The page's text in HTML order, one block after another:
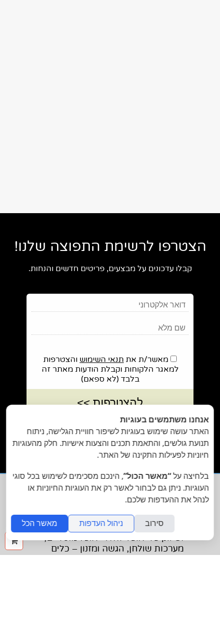
הצטרפו לרשימת התפוצה שלנו!
קבלו עדכונים על מבצעים, פריטים חדשים והנחות.
מאשר/ת את תנאי השימוש והצטרפות
למאגר הלקוחות וקבלת הודעות מאתר זה
בלבד (לא ספאם)
בשליחת הטופס אתם מאשרים אתמדיניות הפרטיות של האתר.

חברת הוטל סרוויס ח.ד.ש בע"מ אשר
נוסדה בשנת 2000 מתמחה ביבוא
ושיווק כלי אוכל לחדרי אוכל מוסדיים,
מערכות שולחן, הגשה ומזנון – כלים
אנחנו משתמשים בעוגיות
האתר עושה שימוש בעוגיות לשיפור חוויית הגלישה, ניתוח
תנועת גולשים, והתאמת תכנים והצעות אישיות. חלק מהעוגיות
חיוניות לפעילות התקינה של האתר.
בלחיצה על“מאשר הכול”, הינכם מסכימים לשימוש בכל סוגי
העוגיות. ניתן גם לבחור לאשר רק את העוגיות החיוניות או
לנהל את ההעדפות שלכם.
סירוב ניהול העדפות מאשר הכל